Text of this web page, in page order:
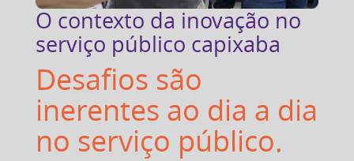
O contexto da inovação no
serviço público capixaba
Desafios são
inerentes ao dia a dia
no serviço público.